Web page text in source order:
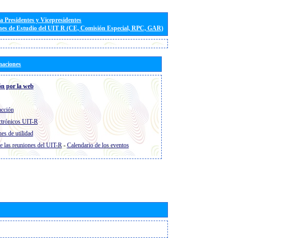
Presidentes y Vicepresidentes
de Estudio del UIT R (CE, Comisión Especial, RPC, GAR)
por la web
UIT-R
de utilidad
las reuniones del UIT-R- Calendario de los eventos